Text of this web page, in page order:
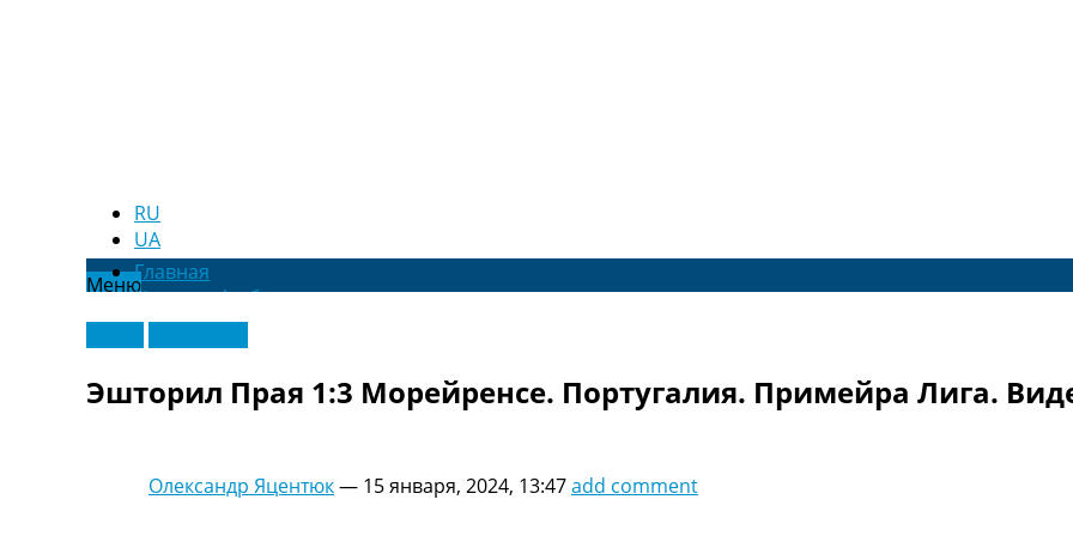
RU
UA
МенюГлавная
Новости футбола
Видео
Трансферы
Новости футбола Украины
Последние комментарии
Рейтинги
Эшторил Прая 1:3 Морейренсе. Португалия. Примейра Лига.
Олександр Яцентюк— 15 января, 2024, 13:47add comment